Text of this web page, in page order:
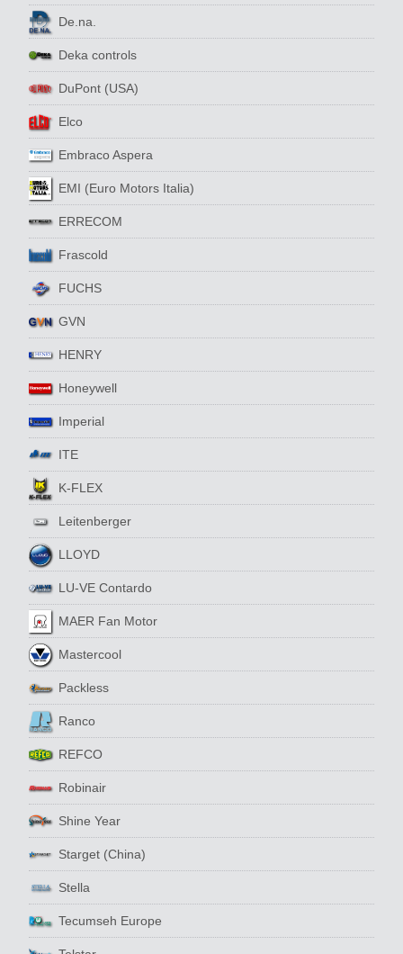
De.na.
Deka controls
DuPont (USA)
Elco
Embraco Aspera
EMI (Euro Motors Italia)
ERRECOM
Frascold
FUCHS
GVN
HENRY
Honeywell
Imperial
ITE
K-FLEX
Leitenberger
LLOYD
LU-VE Contardo
MAER Fan Motor
Mastercool
Packless
Ranco
REFCO
Robinair
Shine Year
Starget (China)
Stella
Tecumseh Europe